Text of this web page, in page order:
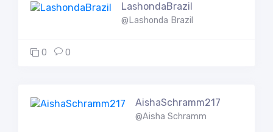
LashondaBrazil
@Lashonda Brazil
0 0
AishaSchramm217
@Aisha Schramm